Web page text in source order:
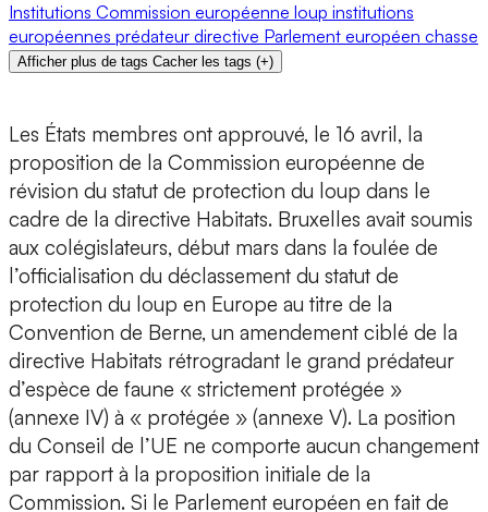
Institutions Commission européenne loup institutions
européennes prédateur directive Parlement européen chasse
Afficher plus de tags Cacher les tags (+)
Les États membres ont approuvé, le 16 avril, la
proposition de la Commission européenne de
révision du statut de protection du loup dans le
cadre de la directive Habitats. Bruxelles avait soumis
aux colégislateurs, début mars dans la foulée de
l’officialisation du déclassement du statut de
protection du loup en Europe au titre de la
Convention de Berne, un amendement ciblé de la
directive Habitats rétrogradant le grand prédateur
d’espèce de faune « strictement protégée »
(annexe IV) à « protégée » (annexe V). La position
du Conseil de l’UE ne comporte aucun changement
par rapport à la proposition initiale de la
Commission. Si le Parlement européen en fait de